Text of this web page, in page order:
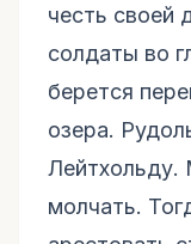
честь своей
солдаты во
берется
озера.
Лейтхольду.
молчать.